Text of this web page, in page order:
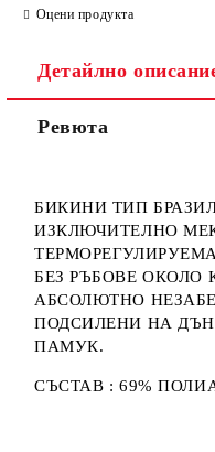
Оцени продукта
Детайлно
Ревюта
БИКИНИ ТИП
ИЗКЛЮЧИТЕЛНО
БЕЗ РЪБОВЕ ОКОЛО
АБСОЛЮТНО
ПОДСИЛЕНИ НА
ПАМУК.
СЪСТАВ : 69%